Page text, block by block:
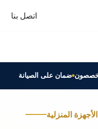
اتصل بنا
ضمان على الصيانة
المنزلية